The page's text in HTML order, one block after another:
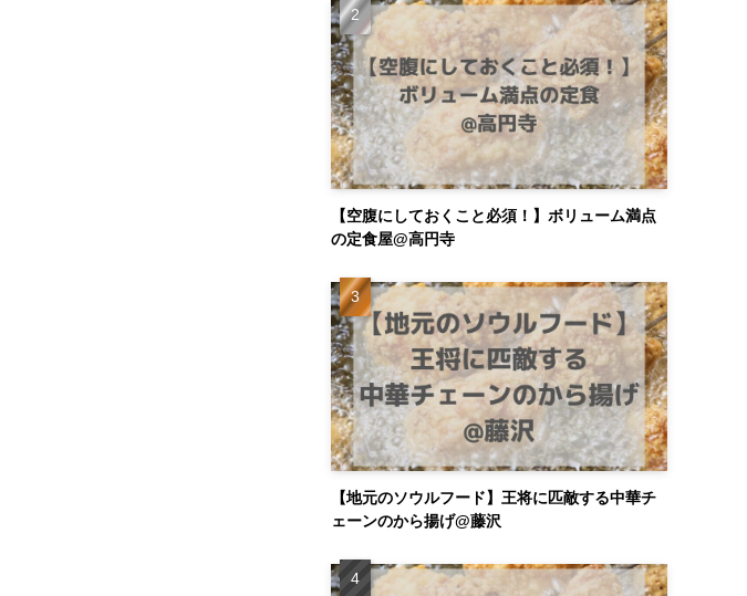
【空腹にしておくこと必須！】ボリューム満点
の定食屋@高円寺
【地元のソウルフード】王将に匹敵する中華チ
ェーンのから揚げ@藤沢